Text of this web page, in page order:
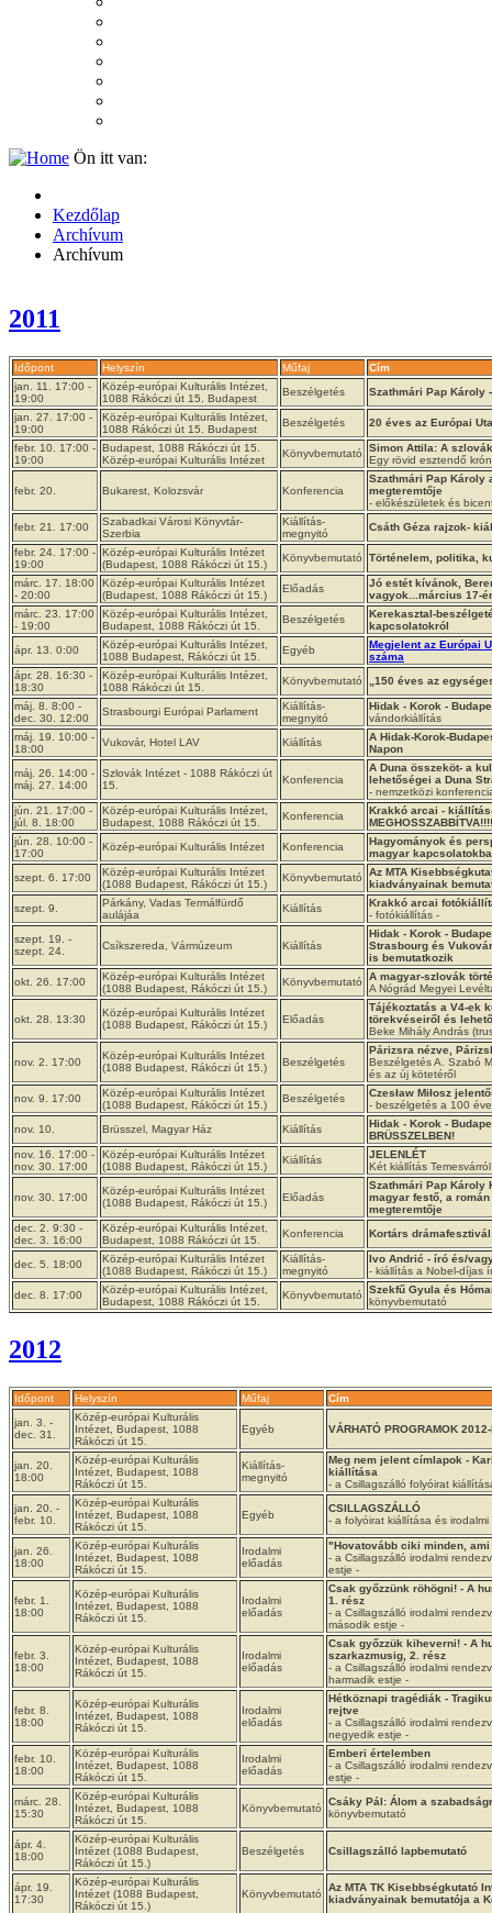
Ön itt van:
Kezdőlap
Archívum
Archívum
2011
Időpont Helyszín Műfaj
Cím
jan. 11. 17:00 -
19:00
Közép-európai Kulturális Intézet,
1088 Rákóczi út 15. Budapest
Beszélgetés Szathmári Pap Károly
jan. 27. 17:00 -
19:00
Közép-európai Kulturális Intézet,
1088 Rákóczi út 15. Budapest
Beszélgetés 20 éves az Európai
febr. 10. 17:00 -
19:00
Budapest, 1088 Rákóczi út 15.
Közép-európai Kulturális Intézet
Könyvbemutató
Simon Attila: A
Egy rövid esztendő
febr. 20. Bukarest, Kolozsvár Konferencia
Szathmári Pap Károly
megteremtője
- előkészületek és
febr. 21. 17:00
Szabadkai Városi Könyvtár-
Szerbia
Kiállítás-
megnyitó
Csáth Géza rajzok-
febr. 24. 17:00 -
19:00
Közép-európai Kulturális Intézet
(Budapest, 1088 Rákóczi út 15.)
Könyvbemutató Történelem, politika,
márc. 17. 18:00
- 20:00
Közép-európai Kulturális Intézet
(Budapest, 1088 Rákóczi út 15.)
Előadás
Jó estét kívánok,
vagyok...március 17-
márc. 23. 17:00
- 19:00
Közép-európai Kulturális Intézet,
Budapest, 1088 Rákóczi út 15.
Beszélgetés
Kerekasztal-
kapcsolatokról
ápr. 13. 0:00
Közép-európai Kulturális Intézet,
1088 Budapest, Rákóczi út 15.
Egyéb
Megjelent az Európai
száma
ápr. 28. 16:30 -
18:30
Közép-európai Kulturális Intézet,
1088 Rákóczi út 15.
Könyvbemutató „150 éves az
máj. 8. 8:00 -
dec. 30. 12:00
Strasbourgi Európai Parlament
Kiállítás-
megnyitó
Hidak - Korok -
vándorkiállítás
máj. 19. 10:00 -
18:00
Vukovár, Hotel LAV Kiállítás
A Hidak-Korok-
Napon
máj. 26. 14:00 -
máj. 27. 14:00
Szlovák Intézet - 1088 Rákóczi út
15.
Konferencia
A Duna összeköt- a
lehetőségei a Duna
- nemzetközi
jún. 21. 17:00 -
júl. 8. 18:00
Közép-európai Kulturális Intézet,
Budapest, 1088 Rákóczi út 15.
Konferencia
Krakkó arcai -
jún. 28. 10:00 -
17:00
Közép-európai Kulturális Intézet Konferencia
Hagyományok és
magyar
szept. 6. 17:00
Közép-európai Kulturális Intézet
(1088 Budapest, Rákóczi út 15.)
Könyvbemutató
Az MTA
kiadványainak
szept. 9.
Párkány, Vadas Termálfürdő
aulájáa
Kiállítás
Krakkó arcai
- fotókiállítás -
szept. 19. -
szept. 24.
Csíkszereda, Vármúzeum Kiállítás
Hidak - Korok -
Strasbourg és
is bemutatkozik
okt. 26. 17:00
Közép-európai Kulturális Intézet
(1088 Budapest, Rákóczi út 15.)
Könyvbemutató
A magyar-szlovák
A Nógrád Megyei
okt. 28. 13:30
Közép-európai Kulturális Intézet
(1088 Budapest, Rákóczi út 15.)
Előadás
Tájékoztatás a V4-ek
törekvéseiről és
Beke Mihály András
nov. 2. 17:00
Közép-európai Kulturális Intézet
(1088 Budapest, Rákóczi út 15.)
Beszélgetés
Párizsra nézve,
Beszélgetés A. Szabó
és az új kötetéről
nov. 9. 17:00
Közép-európai Kulturális Intézet
(1088 Budapest, Rákóczi út 15.)
Beszélgetés
Czesław Miłosz
- beszélgetés a 100
nov. 10.
Brüsszel, Magyar Ház Kiállítás
Hidak - Korok -
BRÜSSZELBEN!
nov. 16. 17:00 -
nov. 30. 17:00
Közép-európai Kulturális Intézet
(1088 Budapest, Rákóczi út 15.)
Kiállítás
JELENLÉT
Két kiállítás Temesvárról
nov. 30. 17:00
Közép-európai Kulturális Intézet
(1088 Budapest, Rákóczi út 15.)
Előadás
Szathmári Pap Károly
magyar festő, a
megteremtője
dec. 2. 9:30 -
dec. 3. 16:00
Közép-európai Kulturális Intézet,
Budapest, 1088 Rákóczi út 15.
Konferencia Kortárs drámafesztivál
dec. 5. 18:00
Közép-európai Kulturális Intézet
(1088 Budapest, Rákóczi út 15.)
Kiállítás-
megnyitó
Ivo Andrić - író és/
- kiállítás a Nobel-díjas
dec. 8. 17:00
Közép-európai Kulturális Intézet,
Budapest, 1088 Rákóczi út 15.
Könyvbemutató
Szekfű Gyula és
könyvbemutató
2012
Időpont Helyszín Műfaj
Cím
jan. 3. -
dec. 31.
Közép-európai Kulturális
Intézet, Budapest, 1088
Rákóczi út 15.
Egyéb VÁRHATÓ PROGRAMOK
jan. 20.
18:00
Közép-európai Kulturális
Intézet, Budapest, 1088
Rákóczi út 15.
Kiállítás-
megnyitó
Meg nem jelent címlapok -
kiállítása
- a Csillagszálló folyóirat
jan. 20. -
febr. 10.
Közép-európai Kulturális
Intézet, Budapest, 1088
Rákóczi út 15.
Egyéb
CSILLAGSZÁLLÓ
- a folyóirat kiállítása és irodalmi
jan. 26.
18:00
Közép-európai Kulturális
Intézet, Budapest, 1088
Rákóczi út 15.
Irodalmi
előadás
"Hovatovább ciki minden,
- a Csillagszálló irodalmi
estje -
febr. 1.
18:00
Közép-európai Kulturális
Intézet, Budapest, 1088
Rákóczi út 15.
Irodalmi
előadás
Csak győzzünk röhögni! - A
1. rész
- a Csillagszálló irodalmi
második estje -
febr. 3.
18:00
Közép-európai Kulturális
Intézet, Budapest, 1088
Rákóczi út 15.
Irodalmi
előadás
Csak győzzük kiheverni! - A
szarkazmusig, 2. rész
- a Csillagszálló irodalmi
harmadik estje -
febr. 8.
18:00
Közép-európai Kulturális
Intézet, Budapest, 1088
Rákóczi út 15.
Irodalmi
előadás
Hétköznapi tragédiák -
rejtve
- a Csillagszálló irodalmi
negyedik estje -
febr. 10.
18:00
Közép-európai Kulturális
Intézet, Budapest, 1088
Rákóczi út 15.
Irodalmi
előadás
Emberi értelemben
- a Csillagszálló irodalmi
estje -
márc. 28.
15:30
Közép-európai Kulturális
Intézet, Budapest, 1088
Rákóczi út 15.
Könyvbemutató
Csáky Pál: Álom a
könyvbemutató
ápr. 4.
18:00
Közép-európai Kulturális
Intézet (1088 Budapest,
Rákóczi út 15.)
Beszélgetés Csillagszálló lapbemutató
ápr. 19.
17:30
Közép-európai Kulturális
Intézet (1088 Budapest,
Rákóczi út 15.)
Könyvbemutató
Az MTA TK Kisebbségkutató
kiadványainak bemutatója a